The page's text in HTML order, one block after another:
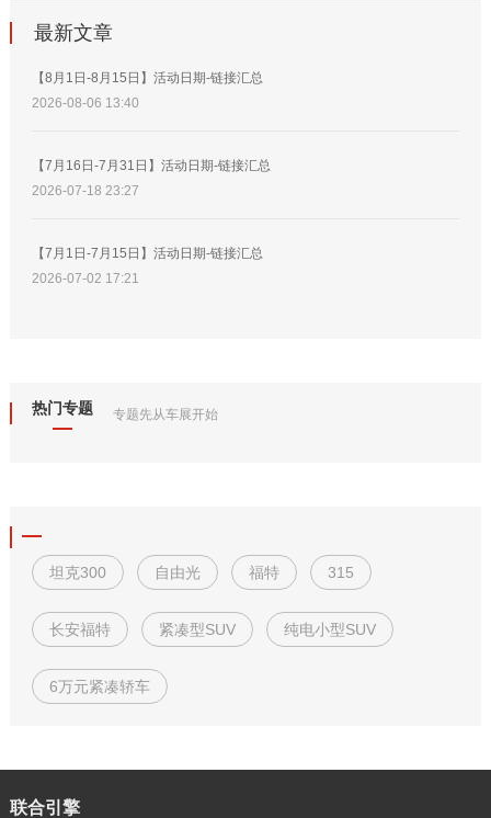
最新文章
【8月1日-8月15日】活动日期-链接汇总
2026-08-06 13:40
【7月16日-7月31日】活动日期-链接汇总
2026-07-18 23:27
【7月1日-7月15日】活动日期-链接汇总
2026-07-02 17:21
热门专题 专题先从车展开始
坦克300 自由光 福特 315
长安福特 紧凑型SUV 纯电小型SUV
6万元紧凑轿车
联合引擎